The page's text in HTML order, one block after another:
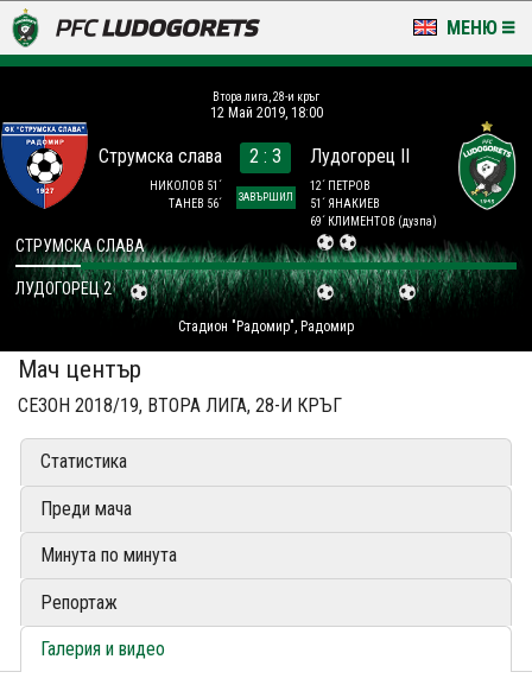
МЕНЮ
LUDOGORETS TV
НА ТЕРЕНА
СТАДИОН & БАЗИ
КЛУБ
ЗА ФЕНОВЕ
Втора лига, 28-и кръг
12 Май 2019, 18:00
Струмска слава
НИКОЛОВ 51´
ТАНЕВ 56´
2 : 3
ЗАВЪРШИЛ
Лудогорец II
12´ ПЕТРОВ
51´ ЯНАКИЕВ
69´ КЛИМЕНТОВ (дузпа)
Стадион "Радомир", Радомир
СТРУМСКА СЛАВА
ЛУДОГОРЕЦ 2
Мач център
СЕЗОН 2018/19, ВТОРА ЛИГА, 28-И КРЪГ
Статистика
Преди мача
Минута по минута
Репортаж
Галерия и видео